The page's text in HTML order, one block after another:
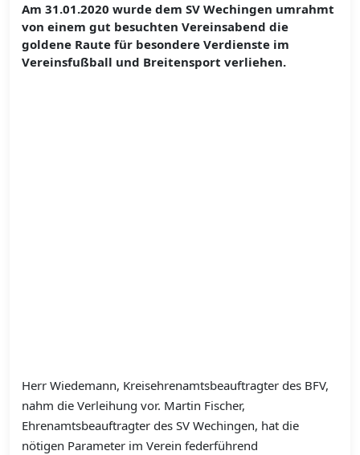
Am 31.01.2020 wurde dem SV Wechingen umrahmt
von einem gut besuchten Vereinsabend die
goldene Raute für besondere Verdienste im
Vereinsfußball und Breitensport verliehen.
Herr Wiedemann, Kreisehrenamtsbeauftragter des BFV,
nahm die Verleihung vor. Martin Fischer,
Ehrenamtsbeauftragter des SV Wechingen, hat die
nötigen Parameter im Verein federführend